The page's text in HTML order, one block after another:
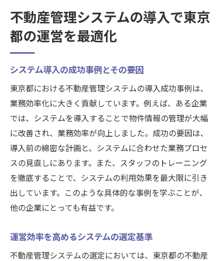
不動産管理システムの導入で東京
都の運営を最適化
システム導入の成功事例とその要因
東京都における不動産管理システムの導入成功事例は、
業務効率化に大きく貢献しています。例えば、ある企業
では、システムを導入することで物件情報の管理が大幅
に改善され、業務効率が向上しました。成功の要因は、
導入前の綿密な計画と、システムに合わせた業務プロセ
スの見直しにあります。また、スタッフのトレーニング
を徹底することで、システムの利用効果を最大限に引き
出しています。このような具体的な事例を学ぶことが、
他の企業にとっても有益です。
運営効率を高めるシステムの選定基準
不動産管理システムの選定においては、東京都の不動産